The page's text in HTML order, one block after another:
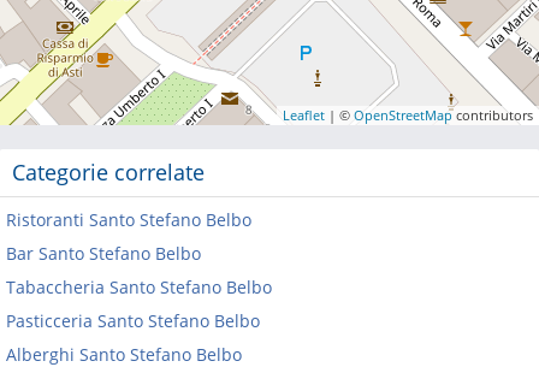
Leaflet | © OpenStreetMapcontributors
Categorie correlate
Ristoranti Santo Stefano Belbo
Bar Santo Stefano Belbo
Tabaccheria Santo Stefano Belbo
Pasticceria Santo Stefano Belbo
Alberghi Santo Stefano Belbo